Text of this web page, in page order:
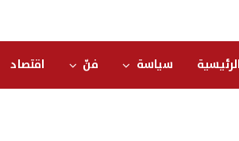
سياسة فنّ اقتصاد